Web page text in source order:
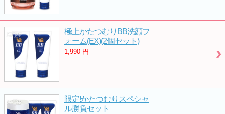
極上かたつむりBB洗顔フ
ォーム(EX)(2個セット)
1,990 円
限定!かたつむりスペシャ
ル勝負セット